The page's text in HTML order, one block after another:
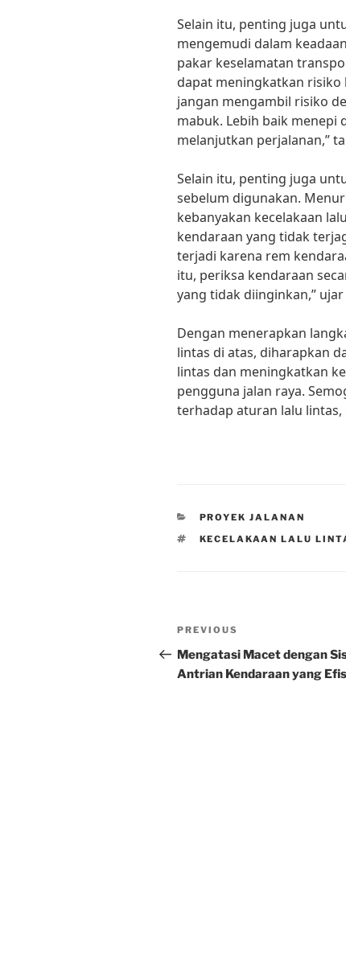
Selain itu, penting juga
mengemudi dalam
pakar keselamatan
dapat meningkatkan risiko
jangan mengambil risiko
mabuk. Lebih baik menepi
melanjutkan perjalanan,”
Selain itu, penting juga
sebelum digunakan.
kebanyakan kecelakaan
kendaraan yang tidak
terjadi karena rem
itu, periksa kendaraan
yang tidak diinginkan,”
Dengan menerapkan
lintas di atas, diharapkan
lintas dan meningkatkan
pengguna jalan raya.
terhadap aturan lalu
CATEGORIES
PROYEK JALANAN
TAGS
KECELAKAAN LALU
Post
navigation
Previous
Post
PREVIOUS
Mengatasi Macet dengan
Antrian Kendaraan yang